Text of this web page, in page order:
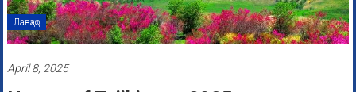
Лавҳаҳо
April 8, 2025